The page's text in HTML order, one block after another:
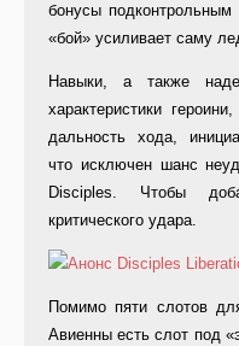
бонусы
«бой» усиливает саму
Навыки, а также
характеристики
дальность хода,
что исключен шанс
Disciples. Чтобы
критического удара.
Помимо пяти слотов
Авиенны есть слот под